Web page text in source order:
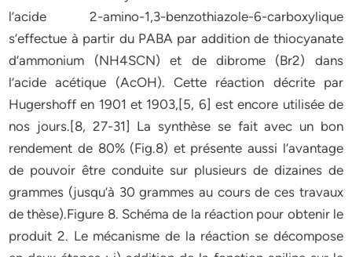
l’acide 2-amino-1,3-benzothiazole-6-carboxylique
s’effectue à partir du PABA par addition de thiocyanate
d’ammonium (NH4SCN) et de dibrome (Br2) dans
l’acide acétique (AcOH). Cette réaction décrite par
Hugershoff en 1901 et 1903,[5, 6] est encore utilisée de
nos jours.[8, 27-31] La synthèse se fait avec un bon
rendement de 80% (Fig.8) et présente aussi l’avantage
de pouvoir être conduite sur plusieurs de dizaines de
grammes (jusqu’à 30 grammes au cours de ces travaux
de thèse).Figure 8. Schéma de la réaction pour obtenir le
produit 2. Le mécanisme de la réaction se décompose